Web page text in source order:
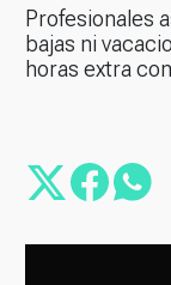
Profesionales
bajas ni
horas extra